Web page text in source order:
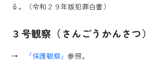
る。（令和２９年版犯罪白書）
３号観察（さんごうかんさつ）
→ 「保護観察」参照。